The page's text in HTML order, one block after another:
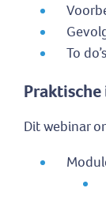
To do’s
Dit webinar